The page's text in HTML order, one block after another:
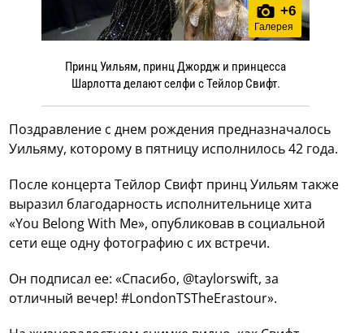
+6
Галерея
Принц Уильям, принц Джордж и принцесса
Шарлотта делают селфи с Тейлор Свифт.
Поздравление с днем рождения предназначалось
Уильяму, которому в пятницу исполнилось 42 года.
После концерта Тейлор Свифт принц Уильям также
выразил благодарность исполнительнице хита
«You Belong With Me», опубликовав в социальной
сети еще одну фотографию с их встречи.
Он подписал ее: «Спасибо, @taylorswift, за
отличный вечер! #LondonTSTheErastour».